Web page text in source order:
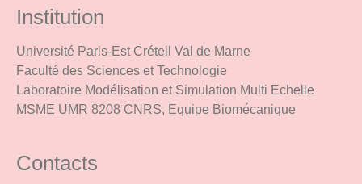
Institution
Université Paris-Est Créteil Val de Marne
Faculté des Sciences et Technologie
Laboratoire Modélisation et Simulation Multi Echelle
MSME UMR 8208 CNRS, Equipe Biomécanique
Contacts